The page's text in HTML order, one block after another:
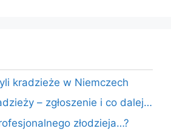
kradzieże w Niemczech
– zgłoszenie i co dalej…
złodzieja…?